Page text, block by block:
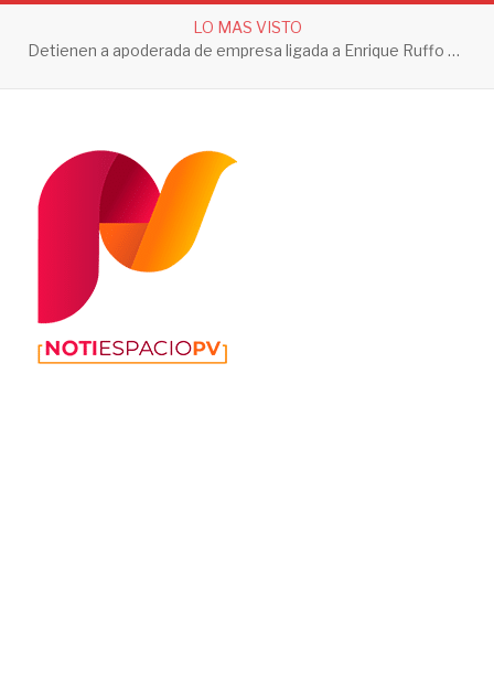
LO MAS VISTO
Detienen a apoderada de empresa ligada a Enrique Ruffo por investigación de Huachicol Fiscal